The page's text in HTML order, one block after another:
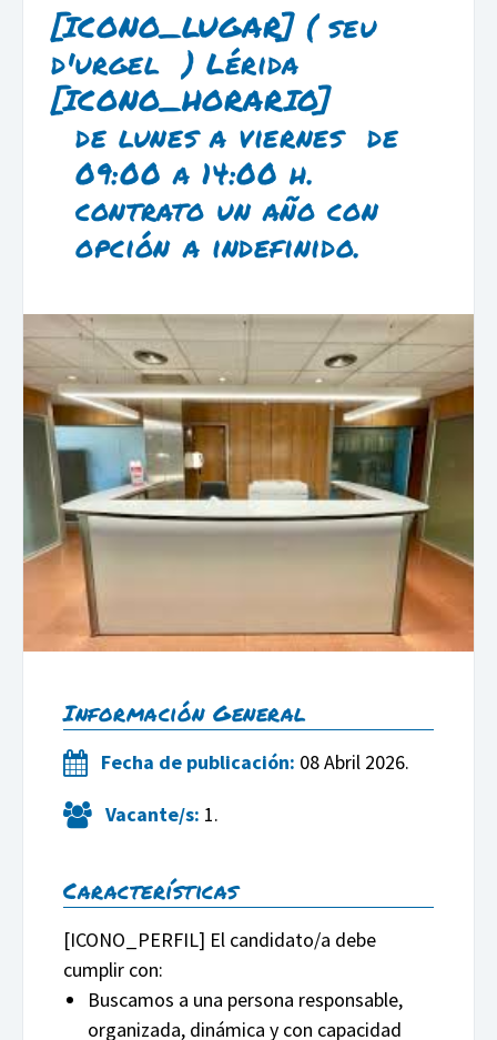
[ICONO_LUGAR]( seu
d'urgel ) Lérida
[ICONO_HORARIO]
de lunes a viernes de
09:00 a 14:00 h.
contrato un año con
opción a indefinido.
Información General
Fecha de publicación: 08 Abril 2026.
Vacante/s: 1.
Características
[ICONO_PERFIL] El candidato/a debe
cumplir con:
Buscamos a una persona responsable,
organizada, dinámica y con capacidad